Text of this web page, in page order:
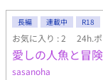
長編 連載中 R18
お気に入り : 2 24h.
愛しの人魚と冒
sasanoha